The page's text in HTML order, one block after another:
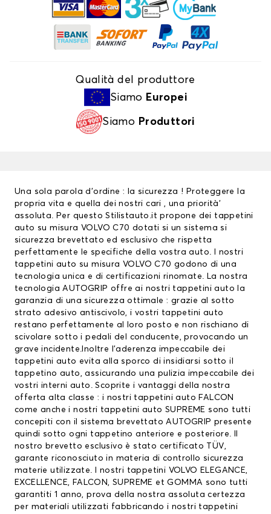
Qualità del produttore
Siamo Europei
Siamo Produttori
Una sola parola d’ordine : la sicurezza ! Proteggere la
propria vita e quella dei nostri cari , una priorità’
assoluta. Per questo Stilistauto.it propone dei tappetini
auto su misura VOLVO C70 dotati si un sistema si
sicurezza brevettato ed esclusivo che rispetta
perfettamente le specifiche della vostra auto. I nostri
tappetini auto su misura VOLVO C70 godono di una
tecnologia unica e di certificazioni rinomate. La nostra
tecnologia AUTOGRIP offre ai nostri tappetini auto la
garanzia di una sicurezza ottimale : grazie al sotto
strato adesivo antiscivolo, i vostri tappetini auto
restano perfettamente al loro posto e non rischiano di
scivolare sotto i pedali del conducente, provocando un
grave incidente.Inoltre l’aderenza impeccabile dei
tappetini auto evita alla sporco di insidiarsi sotto il
tappetino auto, assicurando una pulizia impeccabile dei
vostri interni auto. Scoprite i vantaggi della nostra
offerta alta classe : i nostri tappetini auto FALCON
come anche i nostri tappetini auto SUPREME sono tutti
concepiti con il sistema brevettato AUTOGRIP presente
quindi sotto ogni tappetino anteriore e posteriore. Il
nostro brevetto esclusivo è stato certificato TÜV,
garante riconosciuto in materia di controllo sicurezza
materie utilizzate. I nostri tappetini VOLVO ELEGANCE,
EXCELLENCE, FALCON, SUPREME et GOMMA sono tutti
garantiti 1 anno, prova della nostra assoluta certezza
per materiali utilizzati fabbricando i nostri tappetini